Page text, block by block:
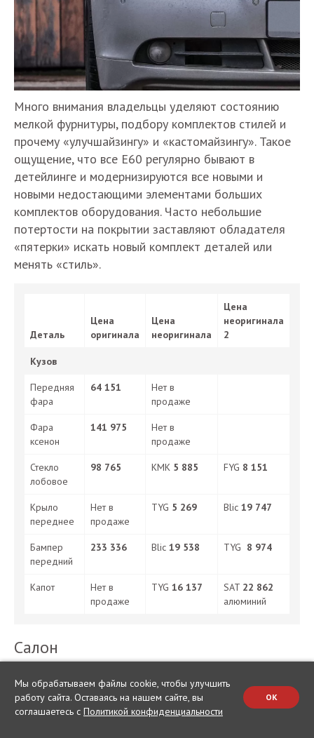
Много внимания владельцы уделяют состоянию
мелкой фурнитуры, подбору комплектов стилей и
прочему «улучшайзингу» и «кастомайзингу». Такое
ощущение, что все Е60 регулярно бывают в
детейлинге и модернизируются все новыми и
новыми недостающими элементами больших
комплектов оборудования. Часто небольшие
потертости на покрытии заставляют обладателя
«пятерки» искать новый комплект деталей или
менять «стиль».
Деталь
Цена
оригинала
Цена
неоригинала
Цена
неоригинала
2
Кузов
Передняя
фара
64 151
Нет в
продаже
Фара
ксенон
141 975
Нет в
продаже
Стекло
лобовое
98 765 КМК 5 885 FYG 8 151
Крыло
переднее
Нет в
продаже
TYG 5 269 Blic 19 747
Бампер
передний
233 336 Blic 19 538 TYG 8 974
Капот
Нет в
продаже
TYG 16 137 SAT 22 862
алюминий
Салон
радует. К тому же за автомобилями, как правило,
ухаживают, потому каких-то серьезных проблем по
Мы обрабатываем файлы cookie, чтобы улучшить
работу сайта. Оставаясь на нашем сайте, вы
соглашаетесь с Политикой конфиденциальности
OK